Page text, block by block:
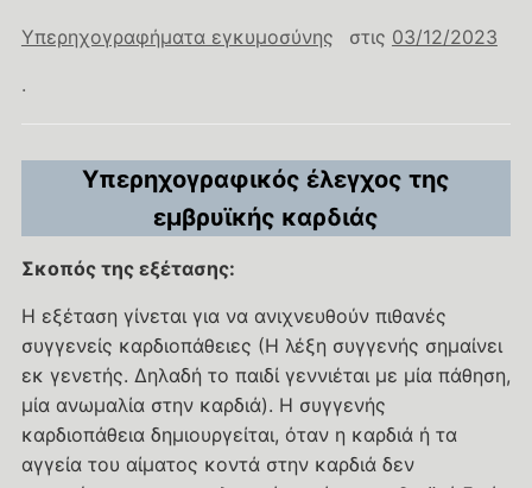
Υπερηχογραφήματα εγκυμοσύνης στις 03/12/2023
.
Υπερηχογραφικός έλεγχος της
εμβρυϊκής καρδιάς
Σκοπός της εξέτασης:
Η εξέταση γίνεται για να ανιχνευθούν πιθανές
συγγενείς καρδιοπάθειες (Η λέξη συγγενής σημαίνει
εκ γενετής. Δηλαδή το παιδί γεννιέται με μία πάθηση,
μία ανωμαλία στην καρδιά). Η συγγενής
καρδιοπάθεια δημιουργείται, όταν η καρδιά ή τα
αγγεία του αίματος κοντά στην καρδιά δεν